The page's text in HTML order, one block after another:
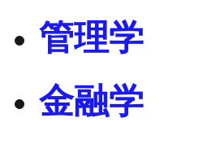
管理学
金融学